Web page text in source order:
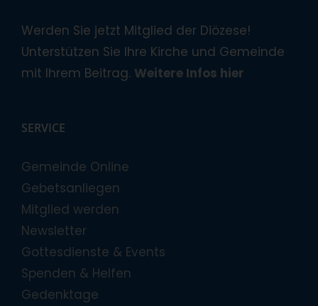
Werden Sie jetzt Mitglied der Diözese!
Unterstützen Sie Ihre Kirche und Gemeinde
mit Ihrem Beitrag. Weitere Infos hier
SERVICE
Gemeinde Online
Gebetsanliegen
Mitglied werden
Newsletter
Gottesdienste & Events
Spenden & Helfen
Gedenktage